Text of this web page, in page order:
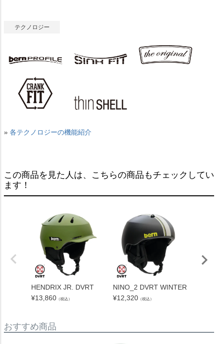
テクノロジー
» 各テクノロジーの機能紹介
この商品を見た人は、こちらの商品もチェックしてい
ます！
HENDRIX JR. DVRT
¥13,860 （税込）
NINO_2 DVRT WINTER
¥12,320 （税込）
おすすめ商品